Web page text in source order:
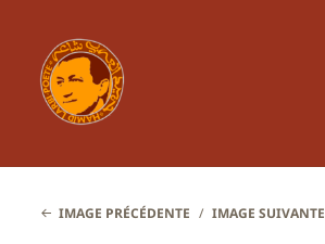
IMAGE PRÉCÉDENTE IMAGE SUIVANTE